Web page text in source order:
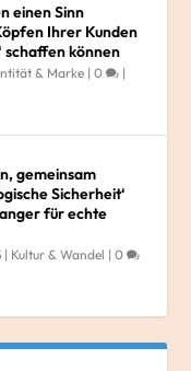
einen Sinn
Ihrer Kunden
schaffen können
& Marke |0 |
gemeinsam
Sicherheit‘
für echte
| Kultur & Wandel |0